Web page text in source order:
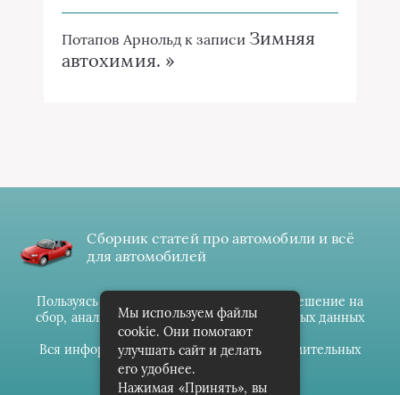
Потапов Арнольд к записи Зимняя
автохимия. »
Сборник статей про автомобили и всё
для автомобилей
Пользуясь данным ресурсом вы даёте разрешение на
сбор, анализ и хранение своих персональных данных
согласноПравилам
Вся информация предоставлена в ознакомительных
целях.
Мы используем файлы
cookie. Они помогают
улучшать сайт и делать
его удобнее.
Нажимая «Принять», вы